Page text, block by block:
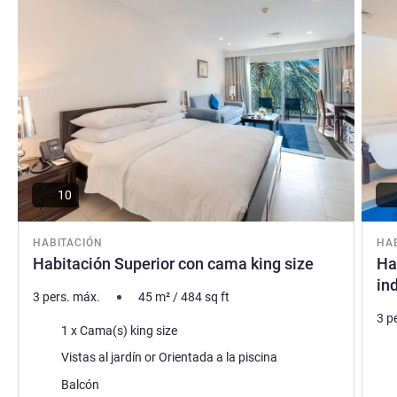
HABITACIÓN
Habitación Superior con cama king size
10
3 pers. máx. 45 m²/484sq ft
Ropa de cama
1 x Cama(s) king size
Views :
Vistas al jardín or Orientada a la piscina
Assets :Balcón
3